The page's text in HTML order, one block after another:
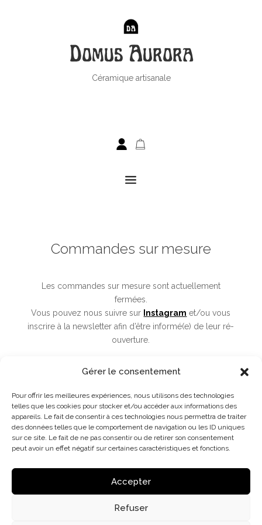
Gérer le consentement
Pour offrir les meilleures expériences, nous utilisons des technologies
telles que les cookies pour stocker et/ou accéder aux informations des
appareils. Le fait de consentir à ces technologies nous permettra de traiter
des données telles que le comportement de navigation ou les ID uniques
sur ce site. Le fait de ne pas consentir ou de retirer son consentement
peut avoir un effet négatif sur certaines caractéristiques et fonctions.
Accepter
Refuser
Domus Aurora
Céramique artisanale
a
Commandes sur mesure
Les commandes sur mesure sont actuellement
fermées.
Vous pouvez nous suivre sur Instagram et/ou vous
inscrire à la newsletter afin d’être informé(e) de leur ré-
ouverture.
S'incrire à la Newsletter